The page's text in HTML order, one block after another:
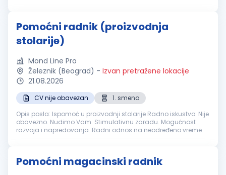
Pomoćni radnik (proizvodnja
stolarije)
Mond Line Pro
Železnik (Beograd) - Izvan pretražene lokacije
21.08.2026
CV nije obavezan
1. smena
Opis posla: Ispomoć u proizvodnji stolarije Radno iskustvo: Nije
obavezno. Nudimo Vam: Stimulativnu zaradu. Mogućnost
razvoja i napredovanja. Radni odnos na neodređeno vreme.
Pomoćni magacinski radnik